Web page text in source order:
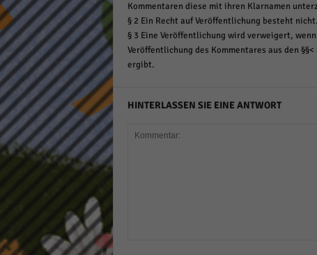
Kommentaren diese mit ihren Klarnamen
§ 2 Ein Recht auf Veröffentlichung besteht nicht.
§ 3 Eine Veröffentlichung wird verweigert,
Veröffentlichung des Kommentares aus den
ergibt.
HINTERLASSEN SIE EINE ANTWORT